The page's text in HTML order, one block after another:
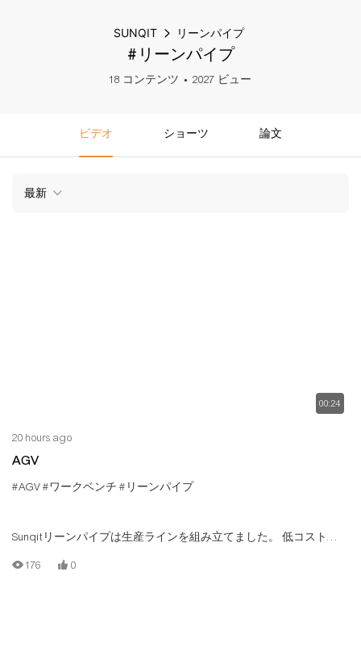
SUNQIT リーンパイプ
#リーンパイプ
18 コンテンツ 2027 ビュー
ビデオ ショーツ 論文
最新
00:24
20 hours ago
AGV
#AGV#ワークベンチ #リーンパイプ
Sunqitリーンパイプは生産ラインを組み立てました。 低コストの
生産ラインは、Tスロットアルミニウムパイプ/チューブ、アルミニ
176 0